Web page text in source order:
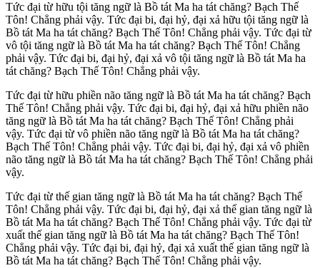
Tức đại từ hữu tội tăng ngữ là Bồ tát Ma ha tát chăng? Bạch Thế
Tôn! Chẳng phải vậy. Tức đại bi, đại hỷ, đại xả hữu tội tăng ngữ là
Bồ tát Ma ha tát chăng? Bạch Thế Tôn! Chẳng phải vậy. Tức đại từ
vô tội tăng ngữ là Bồ tát Ma ha tát chăng? Bạch Thế Tôn! Chẳng
phải vậy. Tức đại bi, đại hỷ, đại xả vô tội tăng ngữ là Bồ tát Ma ha
tát chăng? Bạch Thế Tôn! Chẳng phải vậy.
Tức đại từ hữu phiền não tăng ngữ là Bồ tát Ma ha tát chăng? Bạch
Thế Tôn! Chẳng phải vậy. Tức đại bi, đại hỷ, đại xả hữu phiền não
tăng ngữ là Bồ tát Ma ha tát chăng? Bạch Thế Tôn! Chẳng phải
vậy. Tức đại từ vô phiền não tăng ngữ là Bồ tát Ma ha tát chăng?
Bạch Thế Tôn! Chẳng phải vậy. Tức đại bi, đại hỷ, đại xả vô phiền
não tăng ngữ là Bồ tát Ma ha tát chăng? Bạch Thế Tôn! Chẳng phải
vậy.
Tức đại từ thế gian tăng ngữ là Bồ tát Ma ha tát chăng? Bạch Thế
Tôn! Chẳng phải vậy. Tức đại bi, đại hỷ, đại xả thế gian tăng ngữ là
Bồ tát Ma ha tát chăng? Bạch Thế Tôn! Chẳng phải vậy. Tức đại từ
xuất thế gian tăng ngữ là Bồ tát Ma ha tát chăng? Bạch Thế Tôn!
Chẳng phải vậy. Tức đại bi, đại hỷ, đại xả xuất thế gian tăng ngữ là
Bồ tát Ma ha tát chăng? Bạch Thế Tôn! Chẳng phải vậy.